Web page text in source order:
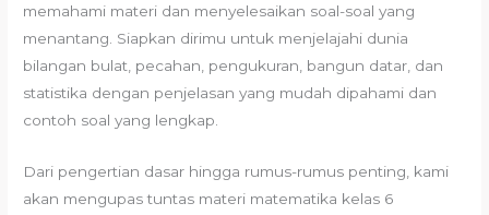
memahami materi dan menyelesaikan soal-soal yang
menantang. Siapkan dirimu untuk menjelajahi dunia
bilangan bulat, pecahan, pengukuran, bangun datar, dan
statistika dengan penjelasan yang mudah dipahami dan
contoh soal yang lengkap.
Dari pengertian dasar hingga rumus-rumus penting, kami
akan mengupas tuntas materi matematika kelas 6